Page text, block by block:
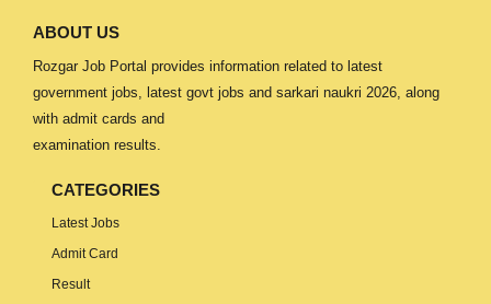
ABOUT US
Rozgar Job Portal provides information related to latest
government jobs, latest govt jobs and sarkari naukri 2026, along
with admit cards and
examination results.
CATEGORIES
Latest Jobs
Admit Card
Result